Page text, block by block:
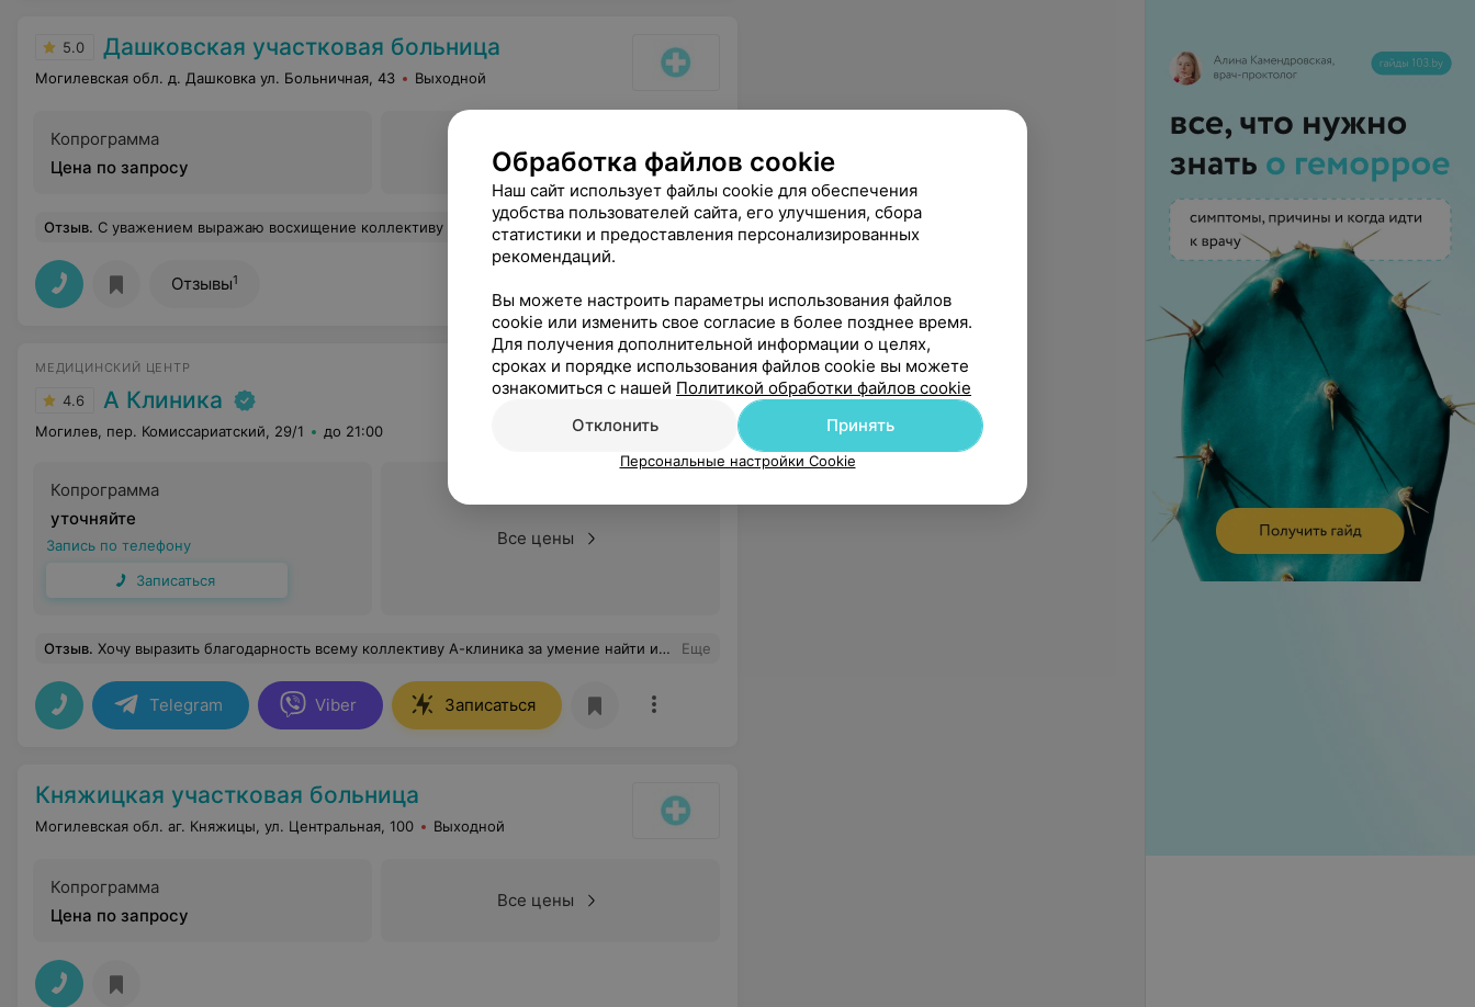
5.0 Дашковская участковая больница
Могилевская обл. д. Дашковка ул. Больничная, 43 Выходной
Копрограмма
Цена по запросу
Все цены
Отзыв. С уважением выражаю восхищение коллективу во главе с главврачом за высокое качество обслуживания пациентов стационарного отделения.Благодарю за эффективное лечение, внимание и заботу, вкусное и разнообразное питание. Еще
Отзывы1
МЕДИЦИНСКИЙ ЦЕНТР
4.6 А Клиника
Могилев, пер. Комиссариатский, 29/1 до 21:00
Копрограмма
уточняйте
Запись по телефону
Записаться
Все цены
Отзыв. Хочу выразить благодарность всему коллективу А-клиника за умение найти индивидуальный подход к своим пациентам.Очень внимательные администраторы,всегда улыбчивые и добрые.Отдельная благодарность врачу неврологу Авраменко Василию Алексеевичу. г Мстиславль. Полугодковы. Еще
Telegram Viber Записаться
Княжицкая участковая больница
Могилевская обл. аг. Княжицы, ул. Центральная, 100 Выходной
Копрограмма
Цена по запросу
Все цены
Обработка файлов cookie
Наш сайт использует файлы cookie для обеспечения
удобства пользователей сайта, его улучшения, сбора
статистики и предоставления персонализированных
рекомендаций.
Вы можете настроить параметры использования файлов
cookie или изменить свое согласие в более позднее время.
Для получения дополнительной информации о целях,
сроках и порядке использования файлов cookie вы можете
ознакомиться с нашей Политикой обработки файлов cookie
Отклонить
Принять
Персональные настройки Cookie